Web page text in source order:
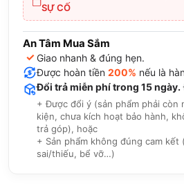
SỰ CỐ
An Tâm Mua Sắm
✓ Giao nhanh & đúng hẹn.
Được hoàn tiền 200% nếu là
Đổi trả miễn phí trong 15 ngày.
+ Được đổi ý (sản phẩm phải còn
kiện, chưa kích hoạt bảo hành,
trả góp), hoặc
+ Sản phẩm không đúng cam kết
sai/thiếu, bể vỡ…)